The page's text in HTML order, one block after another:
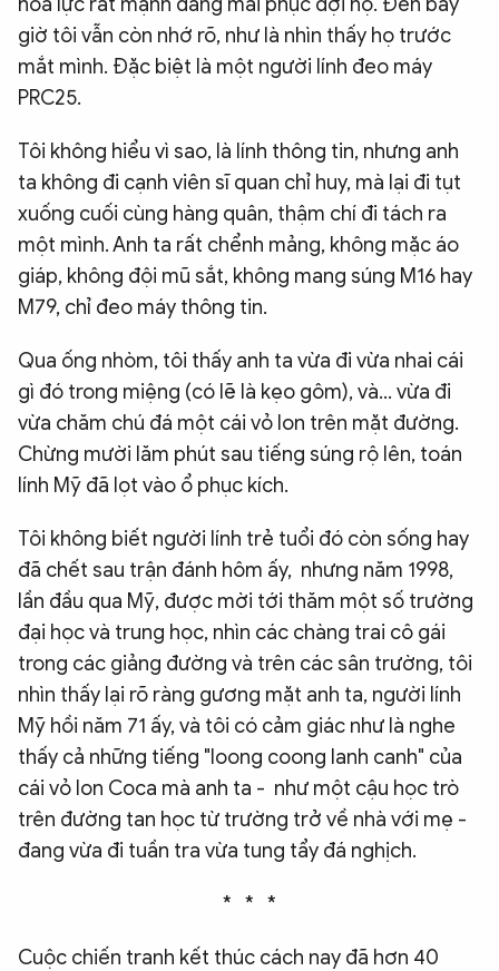
giờ tôi vẫn còn nhớ rõ, như là nhìn thấy họ trước
mắt mình. Đặc biệt là một người lính đeo máy
PRC25.
Tôi không hiểu vì sao, là lính thông tin, nhưng anh
ta không đi cạnh viên sĩ quan chỉ huy, mà lại đi tụt
xuống cuối cùng hàng quân, thậm chí đi tách ra
một mình. Anh ta rất chểnh mảng, không mặc áo
giáp, không đội mũ sắt, không mang súng M16 hay
M79, chỉ đeo máy thông tin.
Qua ống nhòm, tôi thấy anh ta vừa đi vừa nhai cái
gì đó trong miệng (có lẽ là kẹo gôm), và... vừa đi
vừa chăm chú đá một cái vỏ lon trên mặt đường.
Chừng mười lăm phút sau tiếng súng rộ lên, toán
lính Mỹ đã lọt vào ổ phục kích.
Tôi không biết người lính trẻ tuổi đó còn sống hay
đã chết sau trận đánh hôm ấy, nhưng năm 1998,
lần đầu qua Mỹ, được mời tới thăm một số trường
đại học và trung học, nhìn các chàng trai cô gái
trong các giảng đường và trên các sân trường, tôi
nhìn thấy lại rõ ràng gương mặt anh ta, người lính
Mỹ hồi năm 71 ấy, và tôi có cảm giác như là nghe
thấy cả những tiếng "loong coong lanh canh" của
cái vỏ lon Coca mà anh ta - như một cậu học trò
trên đường tan học từ trường trở về nhà với mẹ -
đang vừa đi tuần tra vừa tung tẩy đá nghịch.
* * *
Cuộc chiến tranh kết thúc cách nay đã hơn 40